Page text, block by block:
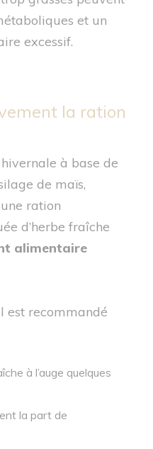
et un
excessif.
la ration
à base de
de maïs,
ration
d’herbe fraîche
alimentaire
est recommandé
à l’auge quelques
la part de